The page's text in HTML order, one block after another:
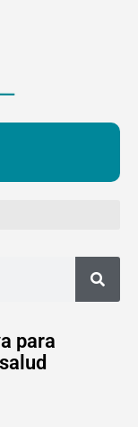
para